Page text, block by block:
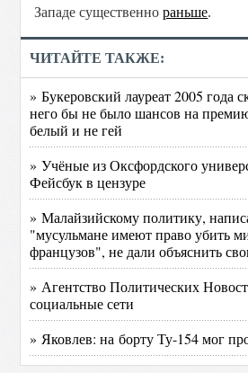
Западе существеннораньше.
ЧИТАЙТЕ ТАКЖЕ:
» Букеровский лауреат 2005 года
него бы не было шансов на
белый и не гей
» Учёные из Оксфордского
Фейсбук в цензуре
» Малайзийскому политику,
"мусульмане имеют право убить
французов", не дали объяснить
» Агентство Политических
социальные сети
» Яковлев: на борту Ту-154 мог